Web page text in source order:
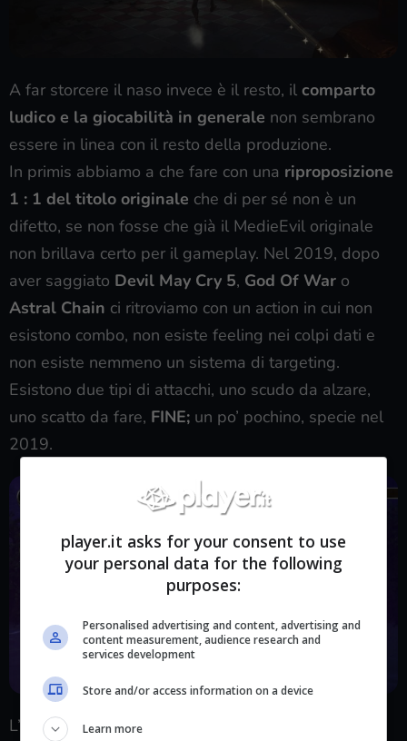
A far storcere il naso invece è il resto, il comparto
ludico e la giocabilità in generale non sembrano
essere in linea con il resto della produzione.
In primis abbiamo a che fare con una riproposizione
1 : 1 del titolo originale che di per sé non è un
difetto, se non fosse che già il MedieEvil originale
non brillava certo per il gameplay. Nel 2019, dopo
aver saggiato Devil May Cry 5, God Of War o
Astral Chain ci ritroviamo con un action in cui non
esistono combo, non esiste feeling nei colpi dati e
non esiste nemmeno un sistema di targeting.
Esistono due tipi di attacchi, uno scudo da alzare,
uno scatto da fare, FINE; un po’ pochino, specie nel
2019.
L’unico cambiamento degno di nota è un
player.it asks for your consent to use
your personal data for the following
purposes:
Personalised advertising and content, advertising and
content measurement, audience research and
services development
Store and/or access information on a device
Learn more